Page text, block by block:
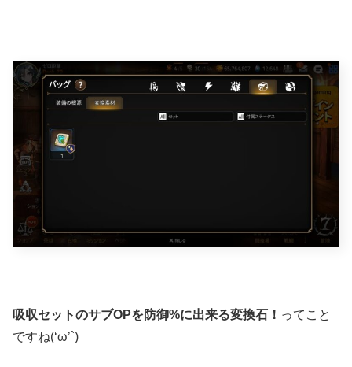
吸収セットのサブOPを防御%に出来る変換石！ ってこと
ですね(‘ω’`)